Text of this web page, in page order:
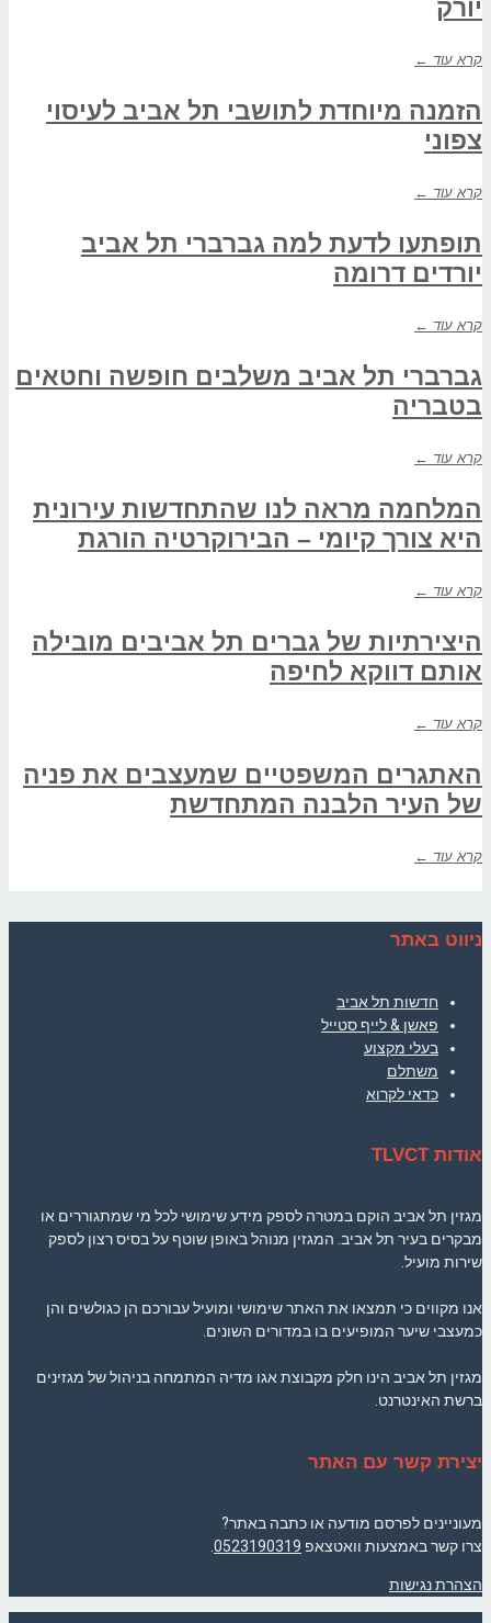
יורק
קרא עוד ←
הזמנה מיוחדת לתושבי תל אביב לעיסוי
צפוני
קרא עוד ←
תופתעו לדעת למה גברברי תל אביב
יורדים דרומה
קרא עוד ←
גברברי תל אביב משלבים חופשה וחטאים
בטבריה
קרא עוד ←
המלחמה מראה לנו שהתחדשות עירונית
היא צורך קיומי – הבירוקרטיה הורגת
קרא עוד ←
היצירתיות של גברים תל אביבים מובילה
אותם דווקא לחיפה
קרא עוד ←
האתגרים המשפטיים שמעצבים את פניה
של העיר הלבנה המתחדשת
קרא עוד ←
ניווט באתר
חדשות תל אביב
פאשן & לייף סטייל
בעלי מקצוע
משתלם
כדאי לקרוא
אודות TLVCT
מגזין תל אביב הוקם במטרה לספק מידע שימושי לכל מי שמתגוררים או
מבקרים בעיר תל אביב. המגזין מנוהל באופן שוטף על בסיס רצון לספק
שירות מועיל.
אנו מקווים כי תמצאו את האתר שימושי ומועיל עבורכם הן כגולשים והן
כמעצבי שיער המופיעים בו במדורים השונים.
מגזין תל אביב הינו חלק מקבוצת אגו מדיה המתמחה בניהול של מגזינים
ברשת האינטרנט.
יצירת קשר עם האתר
מעוניינים לפרסם מודעה או כתבה באתר?
צרו קשר באמצעות וואטצאפ 0523190319
הצהרת נגישות